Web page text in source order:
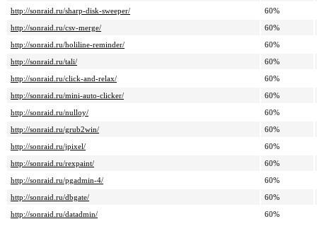
http://sonraid.ru/sharp-disk-sweeper/
60%
http://sonraid.ru/csv-merge/
60%
http://sonraid.ru/holiline-reminder/
60%
http://sonraid.ru/tali/
60%
http://sonraid.ru/click-and-relax/
60%
http://sonraid.ru/mini-auto-clicker/
60%
http://sonraid.ru/nulloy/
60%
http://sonraid.ru/grub2win/
60%
http://sonraid.ru/jpixel/
60%
http://sonraid.ru/rexpaint/
60%
http://sonraid.ru/pgadmin-4/
60%
http://sonraid.ru/dbgate/
60%
http://sonraid.ru/datadmin/
60%